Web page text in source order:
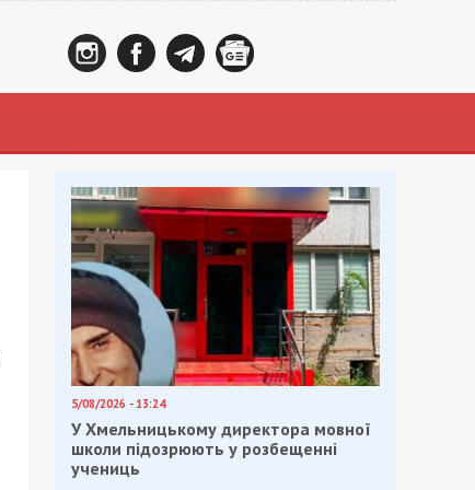
5/08/2026 - 13:24
У Хмельницькому директора мовної
школи підозрюють у розбещенні
учениць